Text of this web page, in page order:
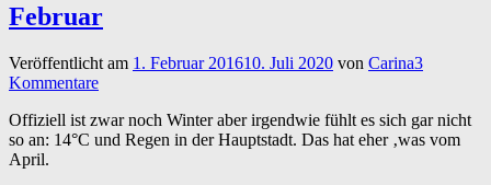
Februar
Veröffentlicht am 1. Februar 201610. Juli 2020 von Carina3
Kommentare
Offiziell ist zwar noch Winter aber irgendwie fühlt es sich gar nicht
so an: 14°C und Regen in der Hauptstadt. Das hat eher ‚was vom
April.